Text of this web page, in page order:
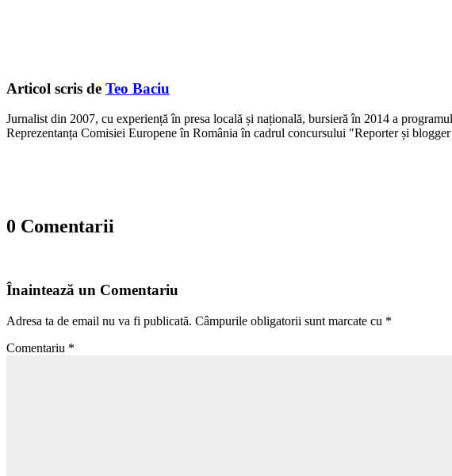
Articol scris de Teo Baciu
Jurnalist din 2007, cu experiență în presa locală și națională, bursieră în 2014 a
Reprezentanța Comisiei Europene în România în cadrul concursului "Reporter și
0 Comentarii
Înaintează un Comentariu
Adresa ta de email nu va fi publicată. Câmpurile obligatorii sunt marcate cu *
Comentariu *